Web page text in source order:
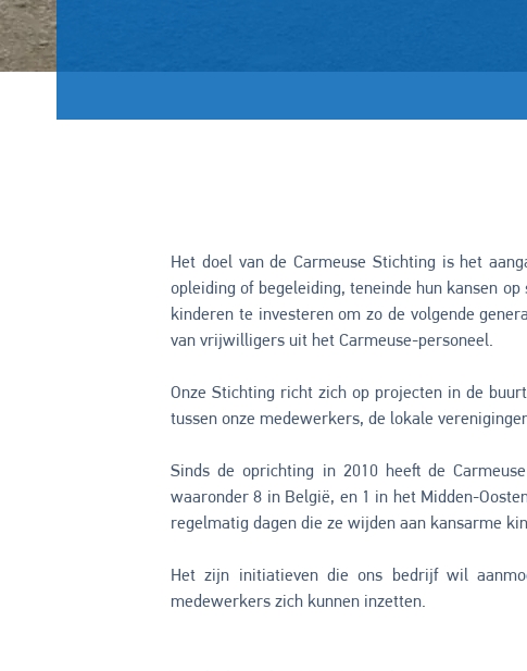
Het doel van de Carmeuse Stichting is het
opleiding of begeleiding, teneinde hun kansen
kinderen te investeren om zo de volgende
van vrijwilligers uit het Carmeuse-personeel.
Onze Stichting richt zich op projecten in de
tussen onze medewerkers, de lokale
Sinds de oprichting in 2010 heeft de
waaronder 8 in België, en 1 in het Midden-
regelmatig dagen die ze wijden aan kansarme
Het zijn initiatieven die ons bedrijf wil
medewerkers zich kunnen inzetten.